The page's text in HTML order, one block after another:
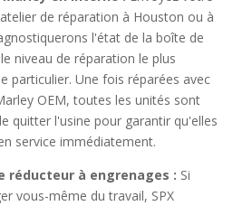
de réparation à Houston ou à
l'état de la boîte de
niveau de réparation le plus
particulier. Une fois réparées avec
OEM, toutes les unités sont
quitter l'usine pour garantir qu'elles
service immédiatement.
réducteur à engrenages : Si
vous-même du travail, SPX